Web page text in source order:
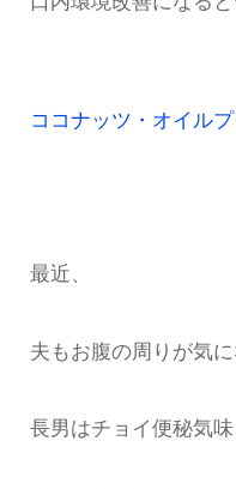
ココナッツ・オイル
最近、
夫もお腹の周りが気に
長男はチョイ便秘気味